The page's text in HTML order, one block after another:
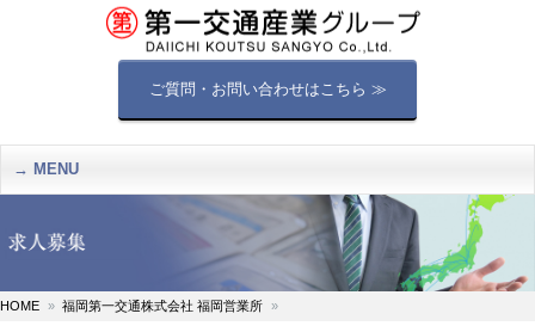
ご質問・お問い合わせはこちら ≫
MENU
HOME 福岡第一交通株式会社 福岡営業所